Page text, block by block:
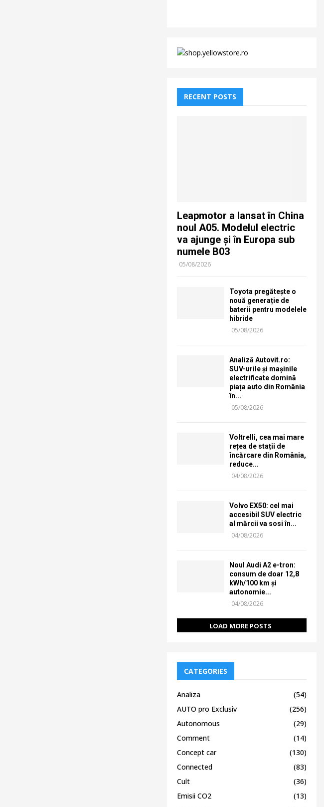
RECENT POSTS
Leapmotor a lansat în China
noul A05. Modelul electric
va ajunge și în Europa sub
numele B03
05/08/2026
Toyota pregătește o
nouă generație de
baterii pentru modelele
hibride
05/08/2026
Analiză Autovit.ro:
SUV-urile și mașinile
electrificate domină
piața auto din România
în...
05/08/2026
Voltrelli, cea mai mare
rețea de stații de
încărcare din România,
reduce...
04/08/2026
Volvo EX50: cel mai
accesibil SUV electric
al mărcii va sosi în...
04/08/2026
Noul Audi A2 e-tron:
consum de doar 12,8
kWh/100 km și
autonomie...
04/08/2026
LOAD MORE POSTS
CATEGORIES
Analiza
(54)
AUTO pro Exclusiv
(256)
Autonomous
(29)
Comment
(14)
Concept car
(130)
Connected
(83)
Cult
(36)
Emisii CO2
(13)